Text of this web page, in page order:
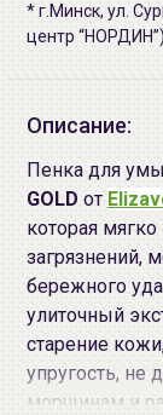
* г.Минск, ул.
центр “НОРДИН”).
Описание:
Пенка для
GOLD от
которая
загрязнений,
бережного
улиточный
старение
упругость, не
морщинам и